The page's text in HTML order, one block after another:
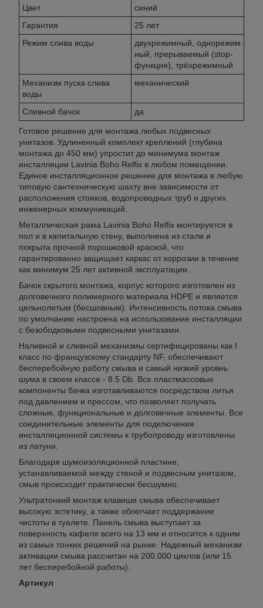
Цвет
синий
Гарантия
25 лет
Режим слива воды
двухрежимный, однорежим
ный, прерываемый (stop-
функция), трёхрежимный
Механизм пуска слива
воды
механический
Сливной бачок да
Готовое решение для монтажа любых подвесных
унитазов. Удлиненный комплект креплений (глубина
монтажа до 450 мм) упростит до минимума монтаж
инсталляции Lavinia Boho Relfix в любом помещении.
Единое инсталляционное решение для монтажа в любую
типовую сантехническую шахту вне зависимости от
расположения стояков, водопроводных труб и других
инженерных коммуникаций.
Металлическая рама Lavinia Boho Relfix монтируется в
пол и в капитальную стену, выполнена из стали и
покрыта прочной порошковой краской, что
гарантированно защищает каркас от коррозии в течение
как минимум 25 лет активной эксплуатации.
Бачок скрытого монтажа, корпус которого изготовлен из
долговечного полимерного материала HDPE и является
цельнолитым (бесшовным). Интенсивность потока смыва
по умолчанию настроена на использование инсталляции
с безободковыми подвесными унитазами.
Наливной и сливной механизмы сертифицированы как I
класс по французскому стандарту NF, обеспечивают
бесперебойную работу смыва и самый низкий уровнь
шума в своем классе - 8.5 Db. Все пластмассовые
компоненты бачка изготавливаются посредством литья
под давлением и прессом, что позволяет получать
сложные, функциональные и долговечные элементы. Все
соединительные элементы для подключения
инсталляционной системы к трубопроводу изготовлены
из латуни.
Благодаря шумоизоляционной пластине,
устанавливаемой между стеной и подвесным унитазом,
смыв происходит практически бесшумно.
Ультратонкий монтаж клавиши смыва обеспечивает
высокую эстетику, а также облегчает поддержание
чистоты в туалете. Панель смыва выступает за
поверхность кафеля всего на 13 мм и относится к одним
из самых тонких решений на рынке. Надежный механизм
активации смыва рассчитан на 200.000 циклов (или 15
лет бесперебойной работы).
Артикул